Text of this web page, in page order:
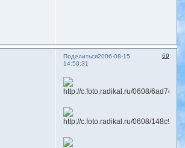
Поделиться 69
2006-08-15
14:50:31